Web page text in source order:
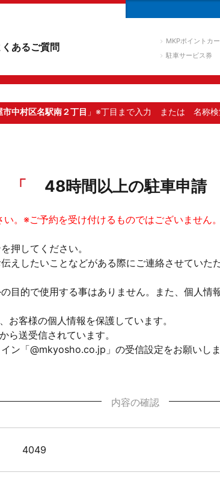
くあるご質問 MKPポイントカ
駐車サービス券
市中村区名駅南２丁目 」※丁目まで入力 または 名称検
48時間以上の駐車申請
。※ご予約を受け付けるものではございません。
押してください。
えしたいことなどがある際にご連絡させていた
目的で使用する事はありません。また、個人情
お客様の個人情報を保護しています。
ら送受信されています。
ン「@mkyosho.co.jp」の受信設定をお願いしま
内容の確認
4049